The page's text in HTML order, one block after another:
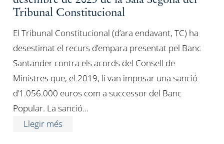
Tribunal Constitucional
El Tribunal Constitucional (d’ara endavant, TC) ha
desestimat el recurs d’empara presentat pel Banc
Santander contra els acords del Consell de
Ministres que, el 2019, li van imposar una sanció
d’1.056.000 euros com a successor del Banc
Popular. La sanció…
Llegir més